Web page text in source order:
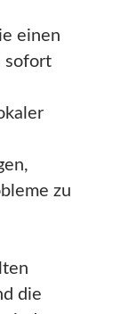
einen
sofort
zu
die